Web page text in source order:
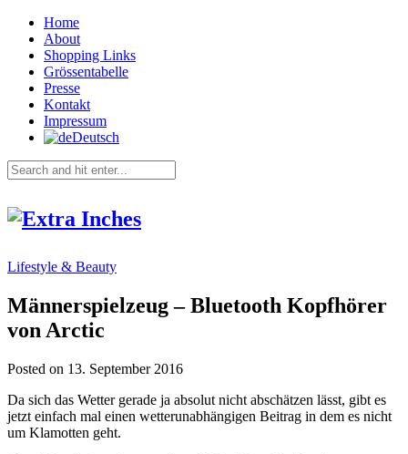
Home
About
Shopping Links
Grössentabelle
Presse
Kontakt
Impressum
Deutsch
Lifestyle & Beauty
Männerspielzeug – Bluetooth Kopfhörer
von Arctic
Posted on 13. September 2016
Da sich das Wetter gerade ja absolut nicht abschätzen lässt, gibt es
jetzt einfach mal einen wetterunabhängigen Beitrag in dem es nicht
um Klamotten geht.